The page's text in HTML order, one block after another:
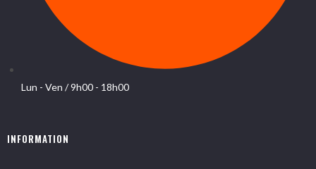
Lun - Ven / 9h00 - 18h00
INFORMATION